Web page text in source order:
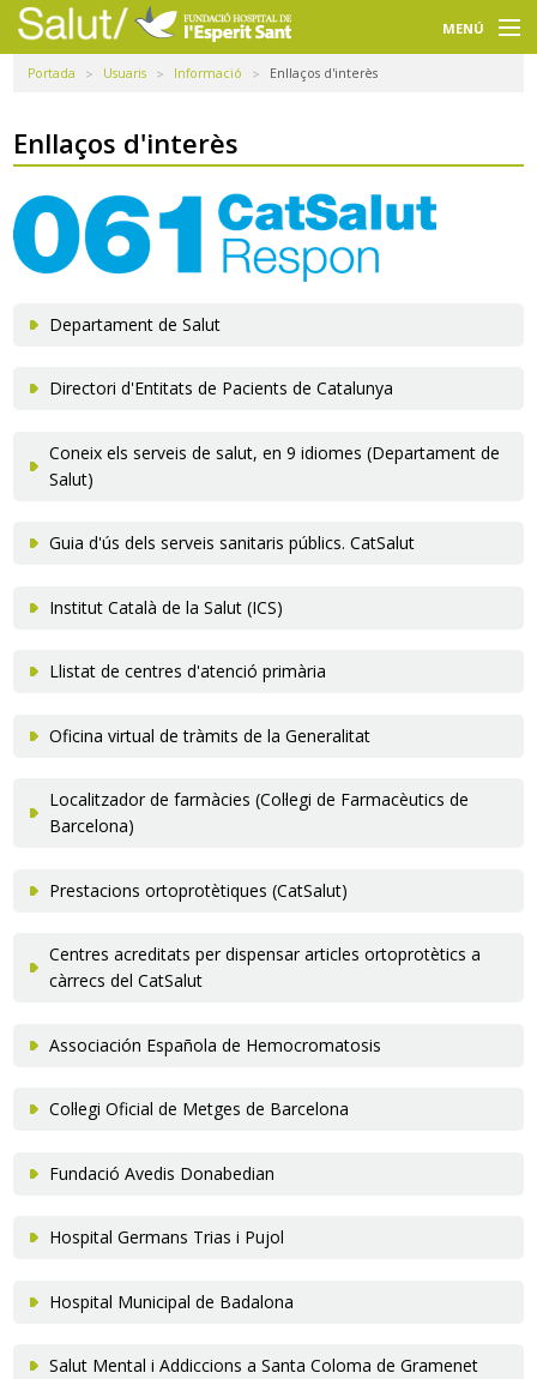
Navegació
principal
MENÚ
Usuaris
Professionals
Recerca
Cercador
Portada Usuaris Informació Enllaços d'interès
Enllaços d'interès
Departament de Salut
Directori d'Entitats de Pacients de Catalunya
Coneix els serveis de salut, en 9 idiomes (Departament de
Salut)
Guia d'ús dels serveis sanitaris públics. CatSalut
Institut Català de la Salut (ICS)
Llistat de centres d'atenció primària
Oficina virtual de tràmits de la Generalitat
Localitzador de farmàcies (Col·legi de Farmacèutics de
Barcelona)
Prestacions ortoprotètiques (CatSalut)
Centres acreditats per dispensar articles ortoprotètics a
càrrecs del CatSalut
Associación Española de Hemocromatosis
Col·legi Oficial de Metges de Barcelona
Fundació Avedis Donabedian
Hospital Germans Trias i Pujol
Hospital Municipal de Badalona
Salut Mental i Addiccions a Santa Coloma de Gramenet